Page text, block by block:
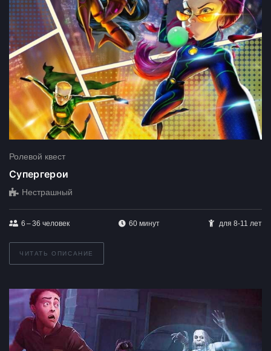
Ролевой квест
Супергерои
Нестрашный
6 – 36 человек 60 минут для 8-11 лет
ЧИТАТЬ ОПИСАНИЕ